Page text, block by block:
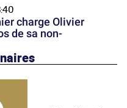
charge Olivier
de sa non-